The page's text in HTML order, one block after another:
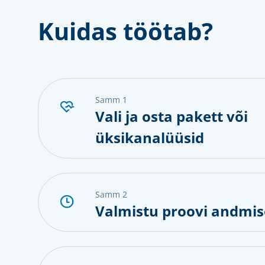
Kuidas töötab?
samm 1
Vali ja osta pakett või
üksikanalüüsid
samm 2
Valmistu proovi